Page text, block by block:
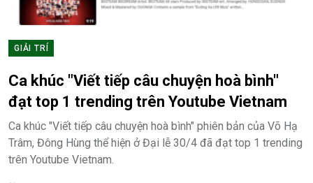
GIẢI TRÍ
Ca khúc "Viết tiếp câu chuyện hoà bình"
đạt top 1 trending trên Youtube Vietnam
Ca khúc "Viết tiếp câu chuyện hoà bình" phiên bản của Võ Hạ
Trâm, Đông Hùng thể hiện ở Đại lễ 30/4 đã đạt top 1 trending
trên Youtube Vietnam.